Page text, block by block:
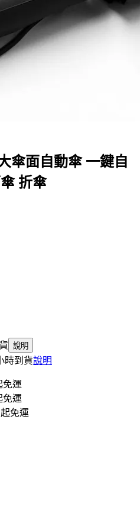
傘面自動傘 一鍵自
折傘
說明
時到貨說明
免運
免運
免運